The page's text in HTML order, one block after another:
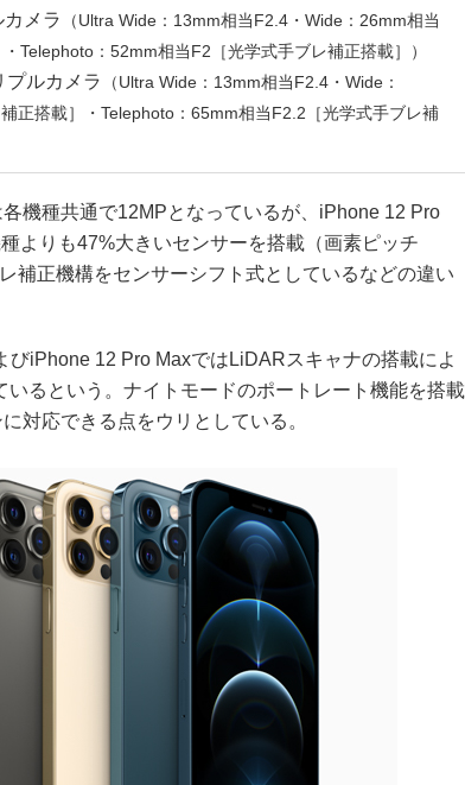
カメラ
（Ultra Wide：13mm相当F2.4・Wide：26mm相当
Telephoto：52mm相当F2［光学式手ブレ補正搭載］）
プルカメラ
（Ultra Wide：13mm相当F2.4・Wide：
正搭載］・Telephoto：65mm相当F2.2［光学式手ブレ補
機種共通で12MPとなっているが、iPhone 12 Pro
よりも47%大きいセンサーを搭載（画素ピッチ
補正機構をセンサーシフト式としているなどの違い
びiPhone 12 Pro MaxではLiDARスキャナの搭載によ
いるという。ナイトモードのポートレート機能を搭載
対応できる点をウリとしている。